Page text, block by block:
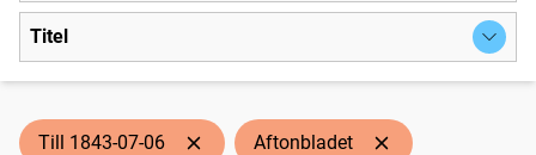
Titel
Till 1843-07-06 Aftonbladet